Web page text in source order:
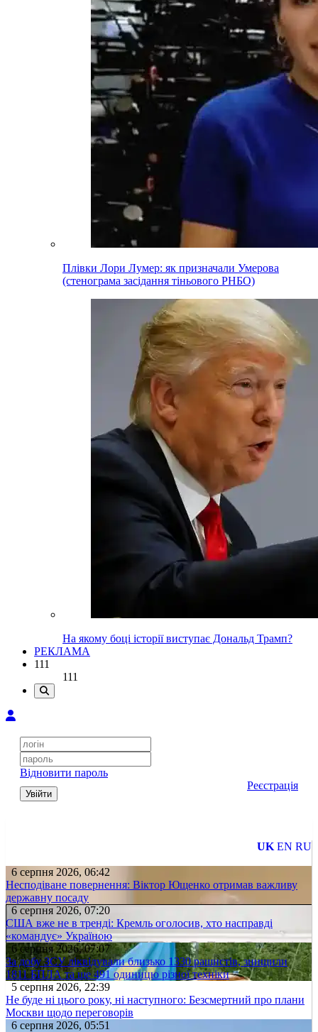
Плівки Лори Лумер: як призначали Умерова
(стенограма засідання тіньового РНБО)
На якому боці історії виступає Дональд Трамп?
РЕКЛАМА
111
111
Відновити пароль
Увійти
Реєстрація
UK EN RU
6 серпня 2026, 06:42
Несподіване повернення: Віктор Ющенко отримав важливу
державну посаду
6 серпня 2026, 07:20
США вже не в тренді: Кремль оголосив, хто насправді
«командує» Україною
6 серпня 2026, 07:07
За добу ЗСУ ліквідували близько 1330 рашистів, знищили
1811 БПЛА та ще 491 одиницю різної техніки
5 серпня 2026, 22:39
Не буде ні цього року, ні наступного: Безсмертний про плани
Москви щодо переговорів
6 серпня 2026, 05:51